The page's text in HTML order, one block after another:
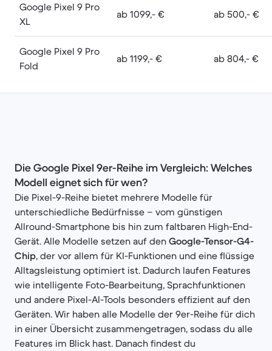
Google Pixel 9 Pro
XL
ab 1099,- € ab 500,- €
Google Pixel 9 Pro
Fold
ab 1199,- € ab 804,- €
Die Google Pixel 9er-Reihe im Vergleich: Welches
Modell eignet sich für wen?
Die Pixel-9-Reihe bietet mehrere Modelle für
unterschiedliche Bedürfnisse – vom günstigen
Allround-Smartphone bis hin zum faltbaren High-End-
Gerät. Alle Modelle setzen auf den Google-Tensor-G4-
Chip, der vor allem für KI-Funktionen und eine flüssige
Alltagsleistung optimiert ist. Dadurch laufen Features
wie intelligente Foto-Bearbeitung, Sprachfunktionen
und andere Pixel-AI-Tools besonders effizient auf den
Geräten. Wir haben alle Modelle der 9er-Reihe für dich
in einer Übersicht zusammengetragen, sodass du alle
Features im Blick hast. Danach findest du